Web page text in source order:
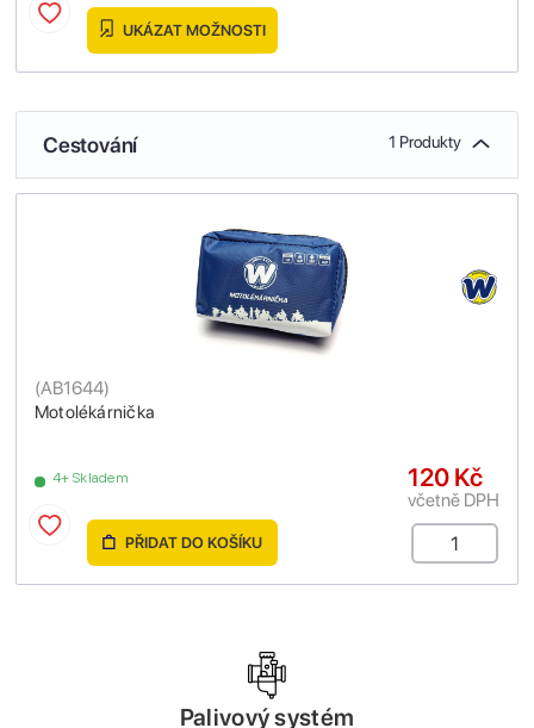
UKÁZAT MOŽNOSTI
Cestování 1 Produkty
Motolékárnička
(AB1644)
4+ Skladem 120 Kč
včetně DPH
PŘIDAT DO KOŠÍKU
Palivový systém